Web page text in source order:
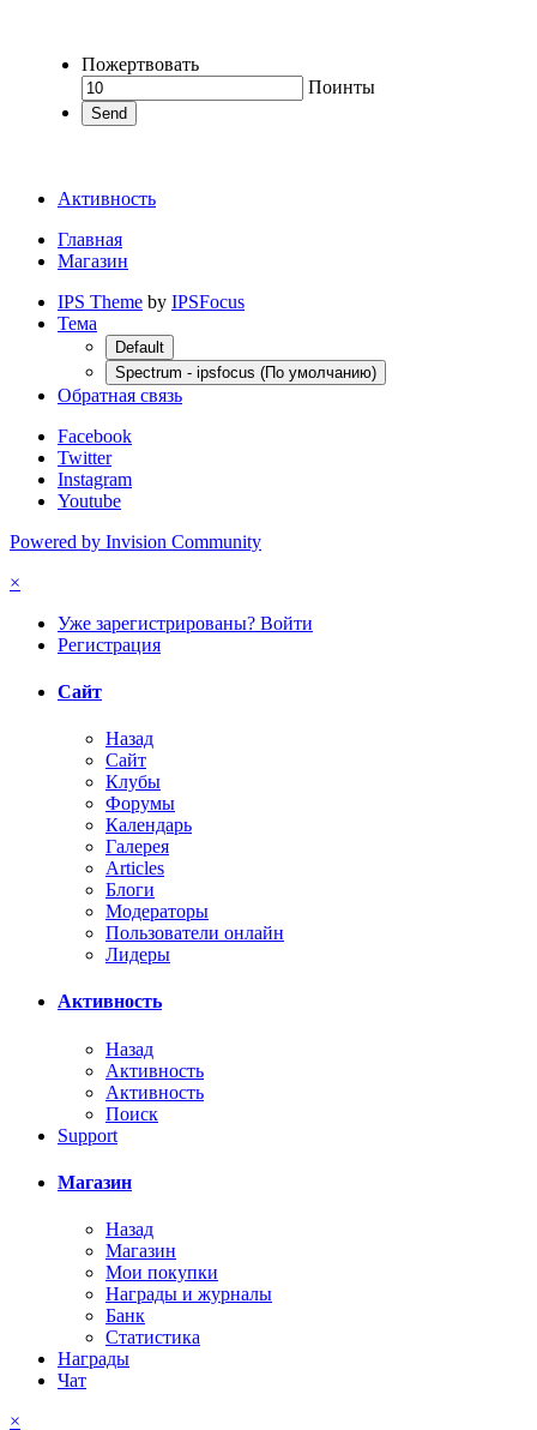
Пожертвовать
Поинты
Send
Активность
Главная
Магазин
IPS Theme by IPSFocus
Тема
Default
Spectrum - ipsfocus (По умолчанию)
Обратная связь
Facebook
Twitter
Instagram
Youtube
Powered by Invision Community
×
Уже зарегистрированы? Войти
Регистрация
Сайт
Назад
Сайт
Клубы
Форумы
Календарь
Галерея
Articles
Блоги
Модераторы
Пользователи онлайн
Лидеры
Активность
Назад
Активность
Активность
Поиск
Support
Магазин
Назад
Магазин
Мои покупки
Награды и журналы
Банк
Статистика
Награды
Чат
×